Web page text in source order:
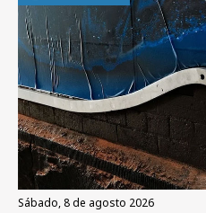
sábado, 8 de agosto 2026